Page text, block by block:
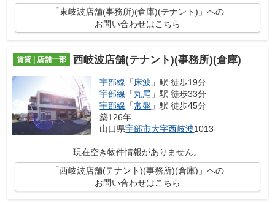
「東岐波店舗(事務所)(倉庫)(テナント)」への
お問い合わせはこちら
賃貸 | 店舗一部 西岐波店舗(テナント)(事務所)(倉庫)
宇部線 「 床波 」駅 徒歩19分
宇部線 「丸尾 」駅 徒歩33分
宇部線 「常盤 」駅 徒歩45分
築126年
山口県宇部市大字西岐波1013
現在空き物件情報がありません。
「西岐波店舗(テナント)(事務所)(倉庫)」への
お問い合わせはこちら